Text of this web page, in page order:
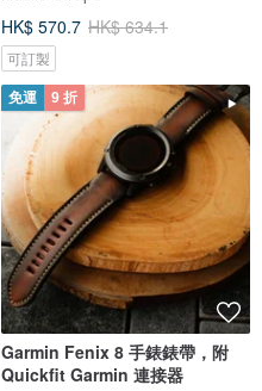
HK$ 570.7 HK$ 634.1
可訂製
免運 9 折
Garmin Fenix 8 手錶錶帶，附
Quickfit Garmin 連接器